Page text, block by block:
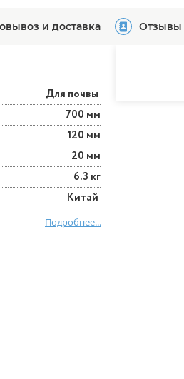
и доставка Отзывы
Для почвы
700 мм
120 мм
20 мм
6.3 кг
Китай
Подробнее...